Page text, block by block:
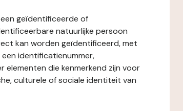
geïdentificeerde of
natuurlijke persoon
kan worden geïdentificeerd, met
identificatienummer,
elementen die kenmerkend zijn voor
culturele of sociale identiteit van